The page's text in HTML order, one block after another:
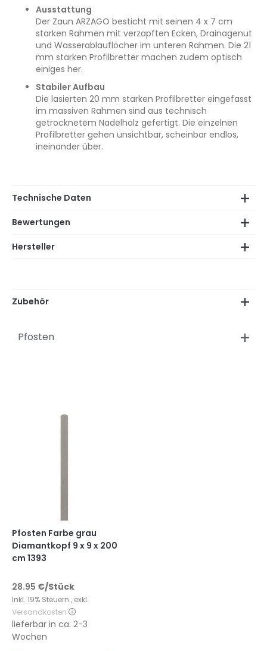
Ausstattung
Der Zaun ARZAGO besticht mit seinen 4 x 7 cm
starken Rahmen mit verzapften Ecken, Drainagenut
und Wasserablauflöcher im unteren Rahmen. Die 21
mm starken Profilbretter machen zudem optisch
einiges her.
Stabiler Aufbau
Die lasierten 20 mm starken Profilbretter eingefasst
im massiven Rahmen sind aus technisch
getrocknetem Nadelholz gefertigt. Die einzelnen
Profilbretter gehen unsichtbar, scheinbar endlos,
ineinander über.
Technische Daten
Bewertungen
Hersteller
Zubehör
Pfosten
Pfosten Farbe grau
Diamantkopf 9 x 9 x 200
cm 1393
28.95 €/Stück
Inkl. 19% Steuern , exkl.
Versandkosten
lieferbar in ca. 2-3
Wochen